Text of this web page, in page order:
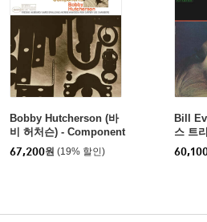
Bobby Hutcherson (바
비 허처슨) - Component
s [LP]
67,200원 (19% 할인)
Bill
스 트
ms